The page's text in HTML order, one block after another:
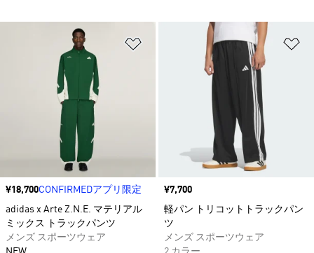
ほしいものリストに追加
価格
¥18,700CONFIRMEDアプリ限定
adidas x Arte Z.N.E. マテリアル
ミックス トラックパンツ
メンズ スポーツウェア
価格
¥7,700
軽パン トリコットトラックパン
ツ
メンズ スポーツウェア